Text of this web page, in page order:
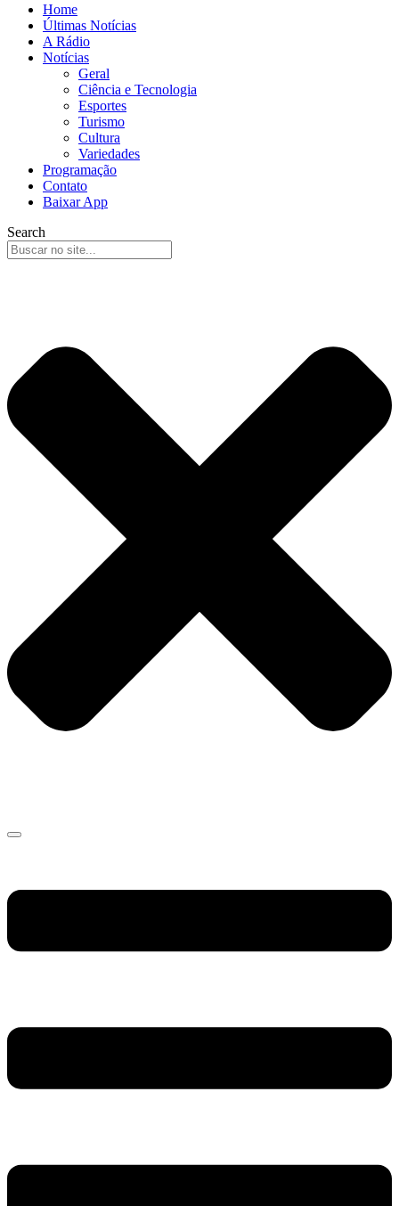
Home
Últimas Notícias
A Rádio
Notícias
Geral
Ciência e Tecnologia
Esportes
Turismo
Cultura
Variedades
Programação
Contato
Baixar App
Search